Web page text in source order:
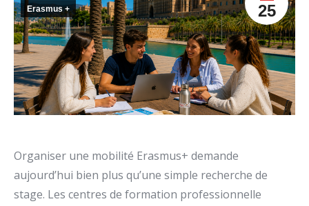
25
Erasmus +
Organiser une mobilité Erasmus+ demande
aujourd’hui bien plus qu’une simple recherche de
stage. Les centres de formation professionnelle